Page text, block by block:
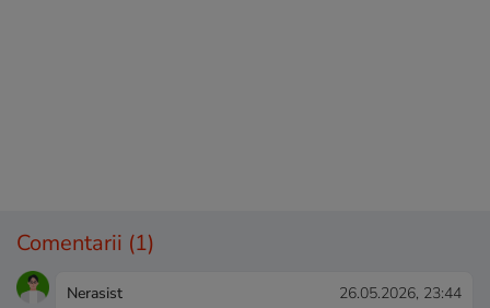
Comentarii (1)
Nerasist 26.05.2026, 23:44